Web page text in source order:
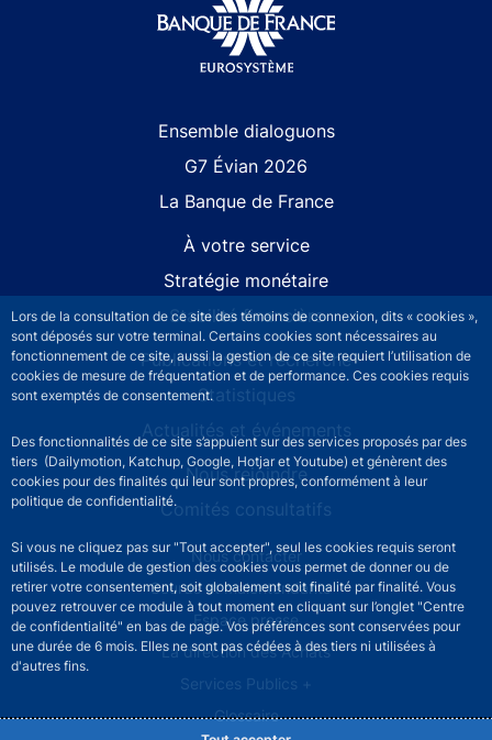
Lors de la consultation de ce site des témoins de connexion, dits « cookies »,
sont déposés sur votre terminal. Certains cookies sont nécessaires au
fonctionnement de ce site, aussi la gestion de ce site requiert l’utilisation de
cookies de mesure de fréquentation et de performance. Ces cookies requis
sont exemptés de consentement.
Des fonctionnalités de ce site s’appuient sur des services proposés par des
tiers (Dailymotion, Katchup, Google, Hotjar et Youtube) et génèrent des
cookies pour des finalités qui leur sont propres, conformément à leur
politique de confidentialité.
Si vous ne cliquez pas sur "Tout accepter", seul les cookies requis seront
utilisés. Le module de gestion des cookies vous permet de donner ou de
retirer votre consentement, soit globalement soit finalité par finalité. Vous
pouvez retrouver ce module à tout moment en cliquant sur l’onglet "Centre
de confidentialité" en bas de page. Vos préférences sont conservées pour
une durée de 6 mois. Elles ne sont pas cédées à des tiers ni utilisées à
d'autres fins.
Ensemble dialoguons
G7 Évian 2026
La Banque de France
À votre service
Stratégie monétaire
Stabilité financière
Publications et recherche
Statistiques
Actualités et événements
Nous rejoindre
Comités consultatifs
Footer secondary menuNous contacter
Sourds et malentendants
Espace presse
La direction des Achats
Services Publics +
Glossaire